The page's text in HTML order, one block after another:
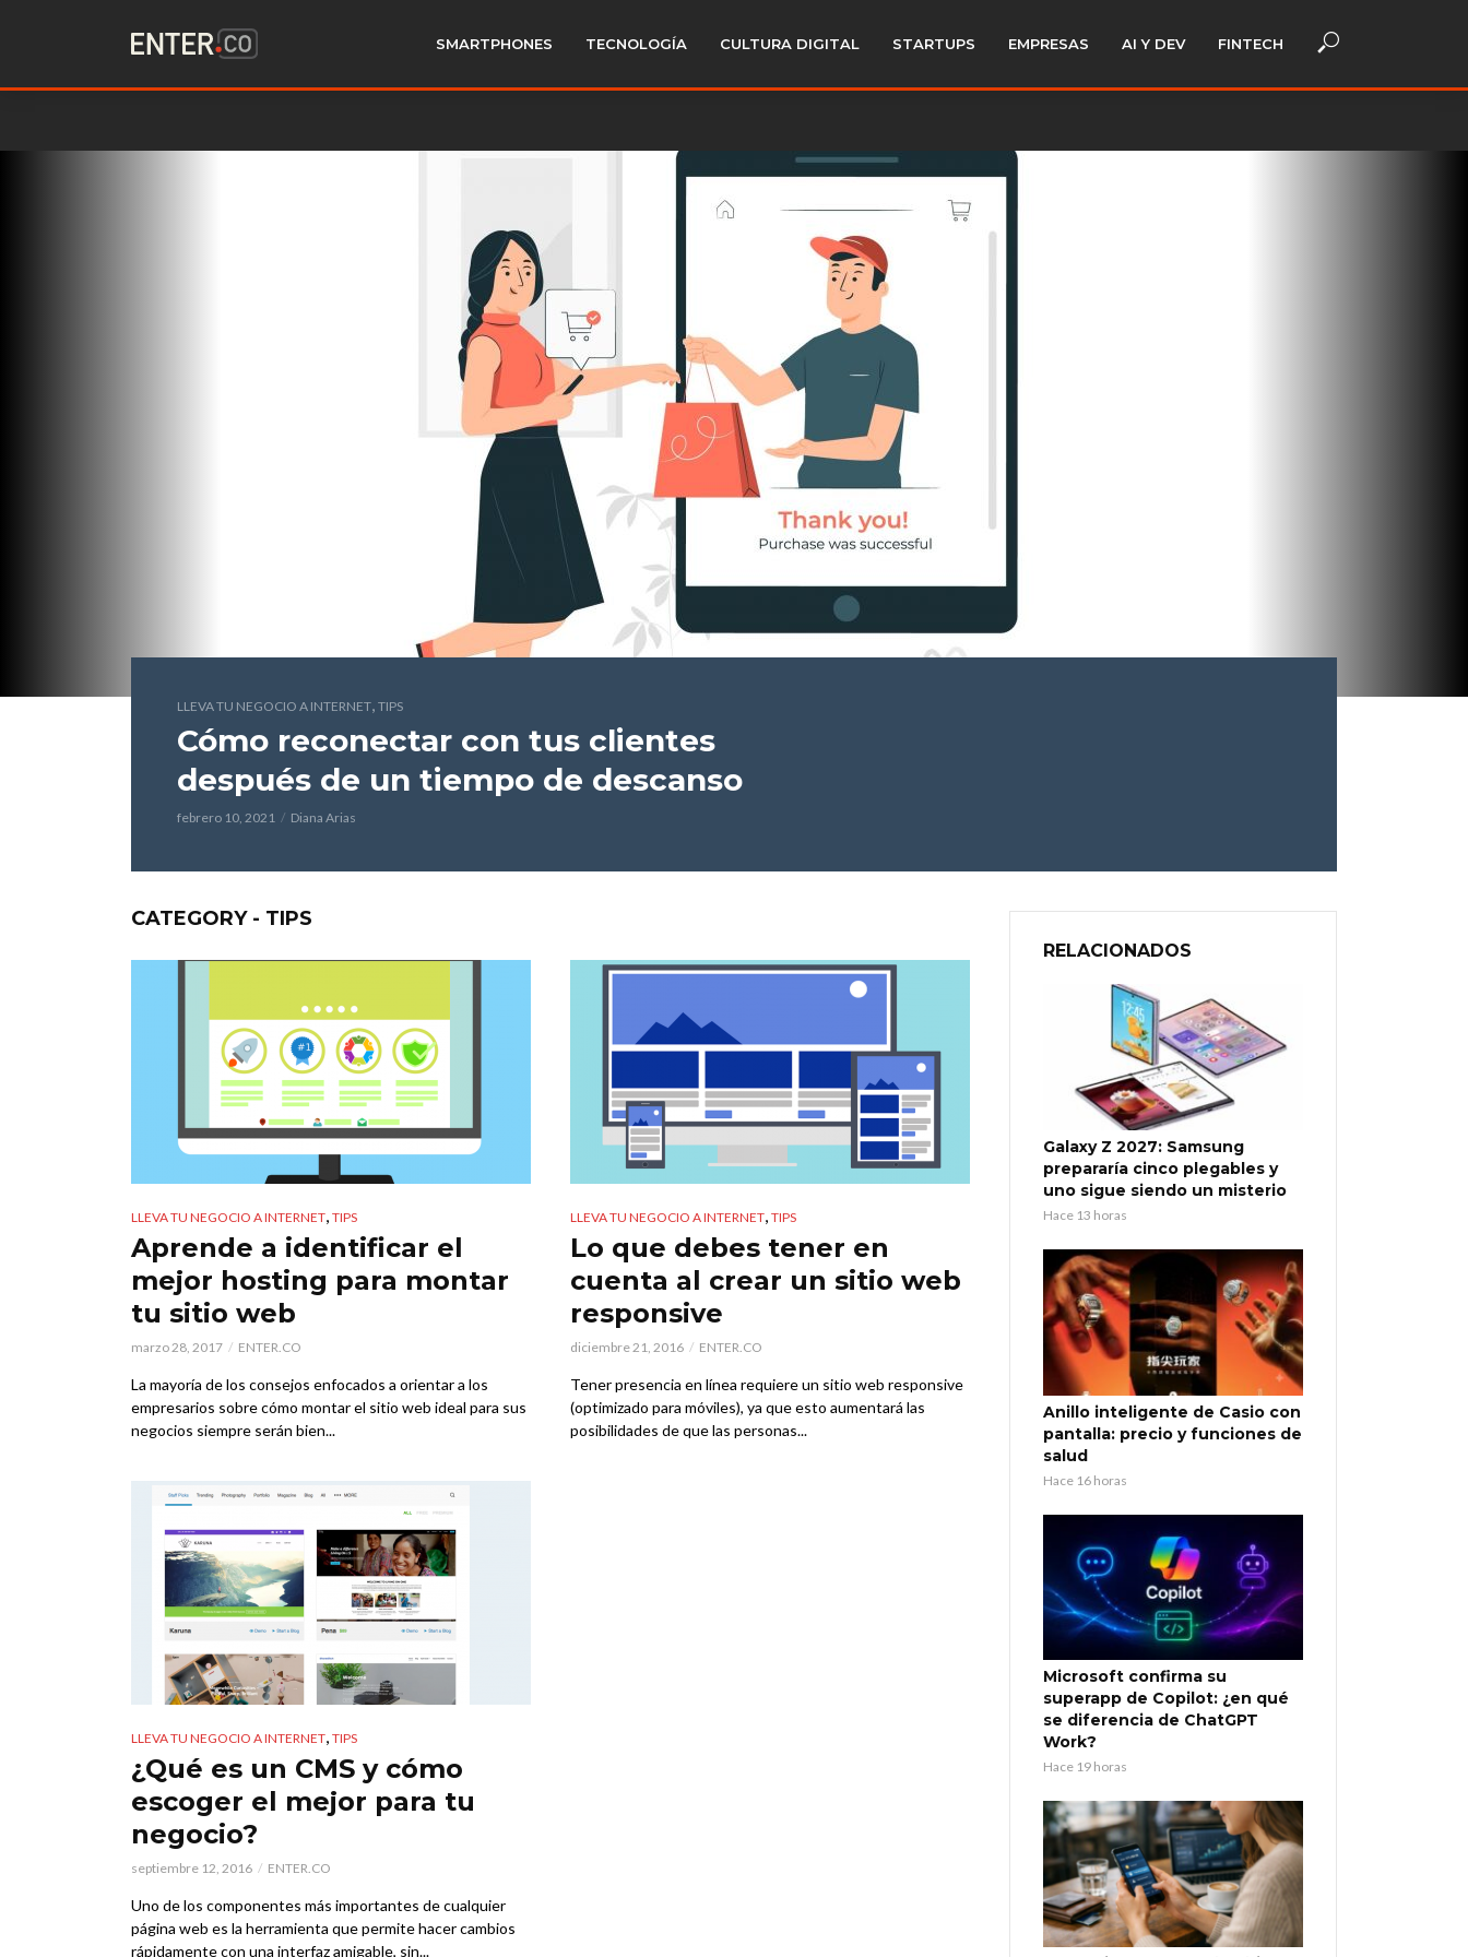
SMARTPHONES TECNOLOGÍA CULTURA DIGITAL STARTUPS EMPRESAS AI Y DEV FINTECH
LLEVA TU NEGOCIO A INTERNET, TIPS
Cómo reconectar con tus clientes
después de un tiempo de descanso
febrero 10, 2021 Diana Arias
CATEGORY - TIPS
LLEVA TU NEGOCIO A INTERNET, TIPS
Aprende a identificar el
mejor hosting para montar
tu sitio web
marzo 28, 2017 ENTER.CO
La mayoría de los consejos enfocados a orientar a los
empresarios sobre cómo montar el sitio web ideal para sus
negocios siempre serán bien...
LLEVA TU NEGOCIO A INTERNET, TIPS
Lo que debes tener en
cuenta al crear un sitio web
responsive
diciembre 21, 2016 ENTER.CO
Tener presencia en línea requiere un sitio web responsive
(optimizado para móviles), ya que esto aumentará las
posibilidades de que las personas...
LLEVA TU NEGOCIO A INTERNET, TIPS
¿Qué es un CMS y cómo
escoger el mejor para tu
negocio?
septiembre 12, 2016 ENTER.CO
Uno de los componentes más importantes de cualquier
página web es la herramienta que permite hacer cambios
rápidamente con una interfaz amigable, sin...
RELACIONADOS
Galaxy Z 2027: Samsung
prepararía cinco plegables y
uno sigue siendo un misterio
Hace 13 horas
Anillo inteligente de Casio con
pantalla: precio y funciones de
salud
Hace 16 horas
Microsoft confirma su
superapp de Copilot: ¿en qué
se diferencia de ChatGPT
Work?
Hace 19 horas